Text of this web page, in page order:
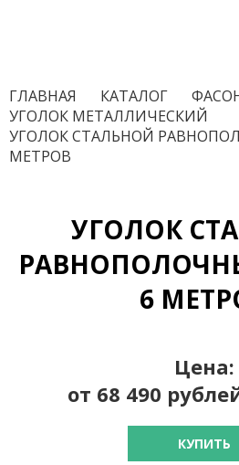
ГЛАВНАЯ КАТАЛОГ
УГОЛОК МЕТАЛЛИЧЕСКИЙ
УГОЛОК СТАЛЬНОЙ
МЕТРОВ
УГОЛОК
6
Цена:
от 68 490
КУПИТЬ